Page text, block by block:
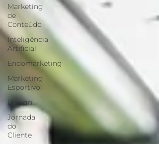
Marketing
de
Conteúdo
Inteligência
Artificial
Endomarketing
Marketing
Esportivo
Design
Jornada
do
Cliente